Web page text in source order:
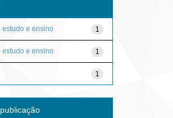
1
estudo e ensino
1
estudo e ensino
1